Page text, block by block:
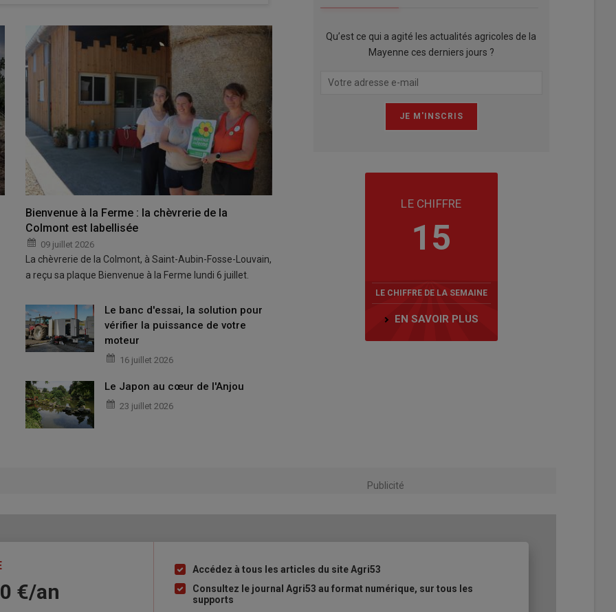
Bienvenue à la Ferme : la chèvrerie de la
Colmont est labellisée
09 juillet 2026
La chèvrerie de la Colmont, à Saint-Aubin-Fosse-Louvain,
a reçu sa plaque Bienvenue à la Ferme lundi 6 juillet.
Le banc d'essai, la solution pour
vérifier la puissance de votre
moteur
16 juillet 2026
Le Japon au cœur de l'Anjou
23 juillet 2026
Qu’est ce qui a agité les actualités agricoles de la
Mayenne ces derniers jours ?
LE CHIFFRE
15
LE CHIFFRE DE LA SEMAINE
EN SAVOIR PLUS
Publicité
€/an
Liste
à
puce
Accédez à tous les articles du site Agri53
Consultez le journal Agri53 au format numérique, sur tous les
supports